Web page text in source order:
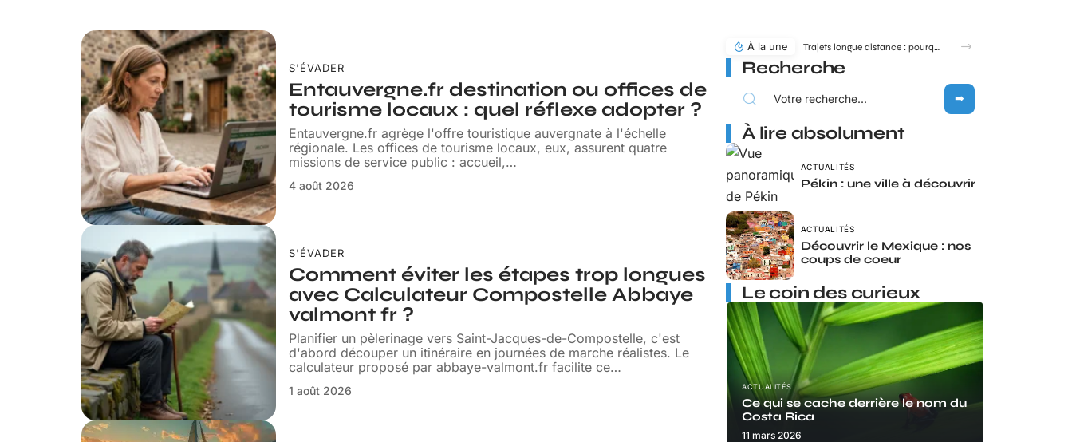
S'ÉVADER
Entauvergne.fr destination ou offices de
tourisme locaux : quel réflexe adopter ?
Entauvergne.fr agrège l'offre touristique auvergnate à l'échelle
régionale. Les offices de tourisme locaux, eux, assurent quatre
missions de service public : accueil,…
4 août 2026
S'ÉVADER
Comment éviter les étapes trop longues
avec Calculateur Compostelle Abbaye
valmont fr ?
Planifier un pèlerinage vers Saint-Jacques-de-Compostelle, c'est
d'abord découper un itinéraire en journées de marche réalistes. Le
calculateur proposé par abbaye-valmont.fr facilite ce…
1 août 2026
À la une Trajets longue distance : pourquoi MICHELIN toute la route reste une référence en 2026 ?
Recherche
À lire absolument
ACTUALITÉS
Pékin : une ville à découvrir
ACTUALITÉS
Découvrir le Mexique : nos
coups de coeur
Le coin des curieux
ACTUALITÉS
Ce qui se cache derrière le nom du
Costa Rica
11 mars 2026